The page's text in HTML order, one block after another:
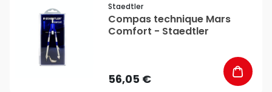
Staedtler
Compas technique Mars
Comfort - Staedtler
56,05 €